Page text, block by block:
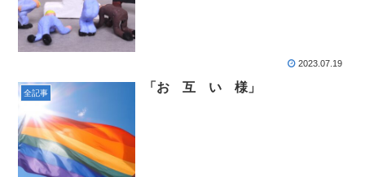
2023.07.19
全記事 「お 互 い 様」